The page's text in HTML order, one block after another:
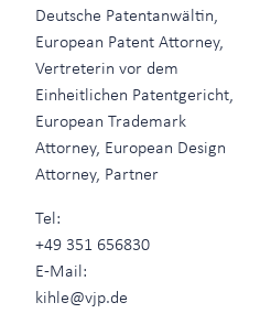
Deutsche Patentanwältin,
European Patent Attorney,
Vertreterin vor dem
Einheitlichen Patentgericht,
European Trademark
Attorney, European Design
Attorney, Partner
Tel:
+49 351 656830
E-Mail:
kihle@vjp.de